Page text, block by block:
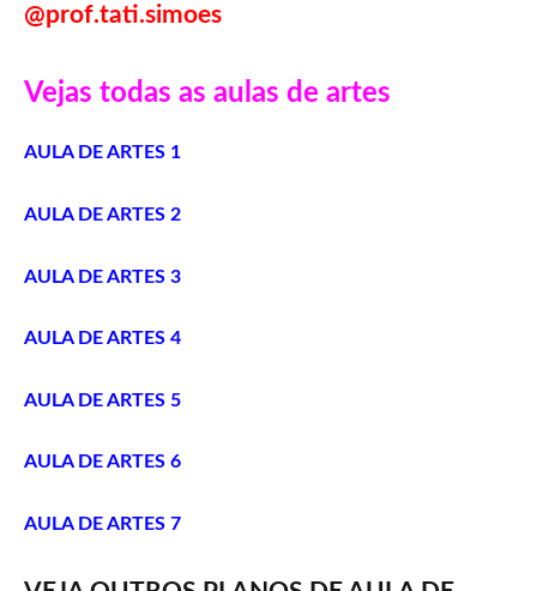
@prof.tati.simoes
Vejas todas as aulas de artes
AULA DE ARTES 1
AULA DE ARTES 2
AULA DE ARTES 3
AULA DE ARTES 4
AULA DE ARTES 5
AULA DE ARTES 6
AULA DE ARTES 7